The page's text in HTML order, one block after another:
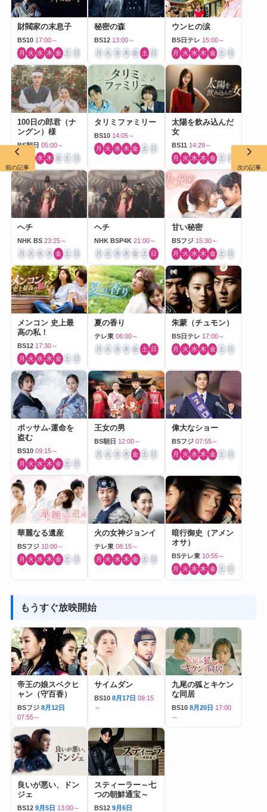
財閥家の末息子
BS10 17:00～
月 火 水 木 金 土 日
秘密の森
BS12 13:00～
月 火 水 木 金 土 日
ウンヒの涙
BS日テレ 15:00～
月 火 水 木 金 土 日
100日の郎君（ナ
ングン）様
BS朝日 05:00～
水 木 金 土 日
タリミファミリー
BS10 14:05～
月 火 水 木 金 土 日
太陽を飲み込んだ
女
BS11 14:29～
月 火 水 木 金 土 日
ヘチ
NHK BS 23:25～
月 火 水 木 金 土 日
ヘチ
NHK BSP4K 21:00～
月 火 水 木 金 土 日
甘い秘密
BSフジ 15:30～
月 火 水 木 金 土 日
メンコン 史上最
高の私！
BS12 17:30～
月 火 水 木 金 土 日
夏の香り
テレ東 06:00～
月 火 水 木 金 土 日
朱蒙（チュモン）
BS日テレ 17:00～
月 火 水 木 金 土 日
ポッサム-運命を
盗む
BS10 09:15～
月 火 水 木 金 土 日
王女の男
BS朝日 12:00～
月 火 水 木 金 土 日
偉大なショー
BSフジ 07:55～
月 火 水 木 金 土 日
華麗なる遺産
BSフジ 10:00～
月 火 水 木 金 土 日
火の女神ジョンイ
テレ東 08:15～
月 火 水 木 金 土 日
暗行御史（アメン
オサ）
BSテレ東 10:55～
月 火 水 木 金 土 日
もうすぐ放映開始
帝王の娘スベクヒ
ャン（守百香）
BSフジ 8月12日
07:55～
サイムダン
BS10 8月17日 09:15
～
九尾の狐とキケン
な同居
BS10 8月20日 17:00
～
良いが悪い、ドン
ジェ
BS12 9月5日 13:00～
スティーラー～七
つの朝鮮通宝～
BS12 9月6日
前の記事 次の記事